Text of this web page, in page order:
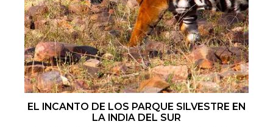
EL INCANTO DE LOS PARQUE SILVESTRE EN
LA INDIA DEL SUR